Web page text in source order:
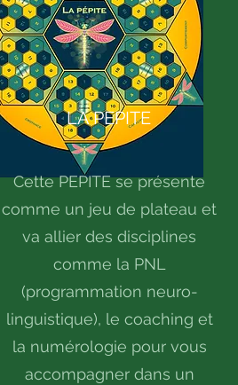
LA PEPITE
Cette PEPITE se présente
comme un jeu de plateau et
va allier des disciplines
comme la PNL
(programmation neuro-
linguistique), le coaching et
la numérologie pour vous
accompagner dans un